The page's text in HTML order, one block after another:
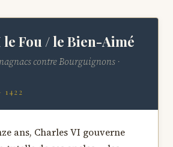
le Fou / le Bien-Aimé
contre Bourguignons ·
ans, Charles VI gouverne